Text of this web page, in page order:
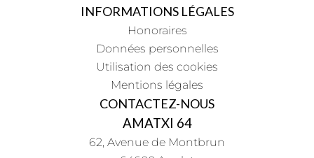
INFORMATIONS LÉGALES
Honoraires
Données personnelles
Utilisation des cookies
Mentions légales
CONTACTEZ-NOUS
AMATXI 64
62, Avenue de Montbrun